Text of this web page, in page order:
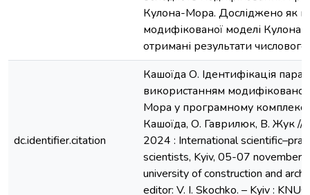
Кулона-Мора. Досліджено як
модифікованої моделі
отримані результати
dc.identifier.citation
Кашоїда О. Ідентифікація
використанням
Мора у програмному комплексі
Кашоїда, О. Гаврилюк, В. Жук //
2024 : International
scientists, Kyiv, 05-07 november
university of construction and
editor: V. I. Skochko. – Kyiv :